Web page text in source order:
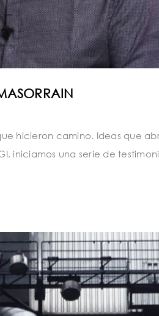
que hicieron camino. Ideas que
iniciamos una serie de